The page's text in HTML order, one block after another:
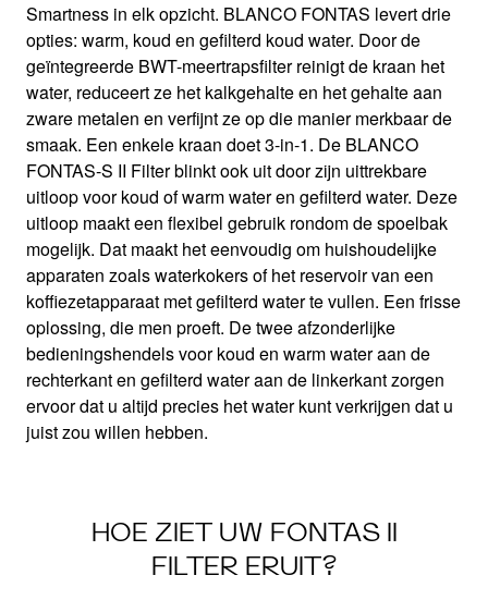
FONTAS II FILTER
Une solution innovante avec de l’eau filtrée
Smartness in elk opzicht. BLANCO FONTAS levert drie
opties: warm, koud en gefilterd koud water. Door de
geïntegreerde BWT-meertrapsfilter reinigt de kraan het
water, reduceert ze het kalkgehalte en het gehalte aan
zware metalen en verfijnt ze op die manier merkbaar de
smaak. Een enkele kraan doet 3-in-1. De BLANCO
FONTAS-S II Filter blinkt ook uit door zijn uittrekbare
uitloop voor koud of warm water en gefilterd water. Deze
uitloop maakt een flexibel gebruik rondom de spoelbak
mogelijk. Dat maakt het eenvoudig om huishoudelijke
apparaten zoals waterkokers of het reservoir van een
koffiezetapparaat met gefilterd water te vullen. Een frisse
oplossing, die men proeft. De twee afzonderlijke
bedieningshendels voor koud en warm water aan de
rechterkant en gefilterd water aan de linkerkant zorgen
ervoor dat u altijd precies het water kunt verkrijgen dat u
juist zou willen hebben.
HOE ZIET UW FONTAS II
FILTER ERUIT?